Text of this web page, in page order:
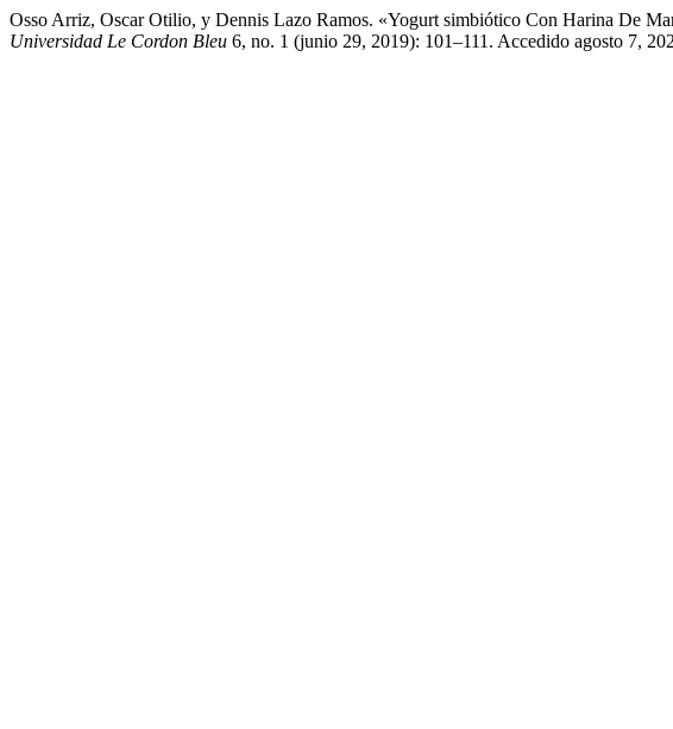
Osso Arriz, Oscar Otilio, y Dennis Lazo Ramos. «Yogurt simbiótico Con Harina De
Universidad Le Cordon Bleu 6, no. 1 (junio 29, 2019): 101–111. Accedido agosto 7,